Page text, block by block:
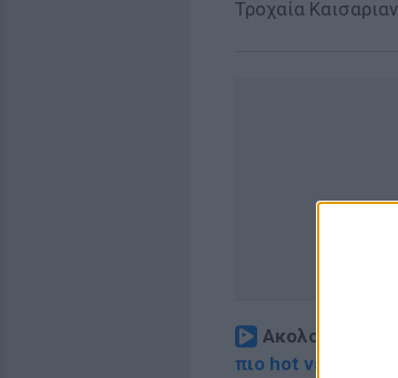
Τροχαία
Ακολουθήστε
πιο hot νέα